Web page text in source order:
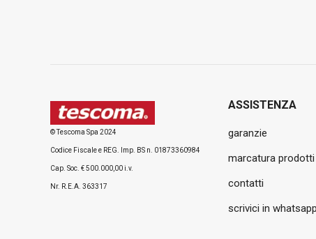
© Tescoma Spa 2024
Codice Fiscale e REG. Imp. BS n. 01873360984
Cap. Soc. € 500.000,00 i.v.
Nr. R.E.A. 363317
ASSISTENZA
garanzie
marcatura prodotti
contatti
scrivici in whatsapp